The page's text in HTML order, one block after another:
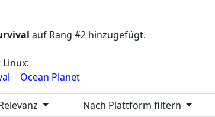
auf Rang #2 hinzugefügt.
Ocean Planet
Nach Plattform filtern